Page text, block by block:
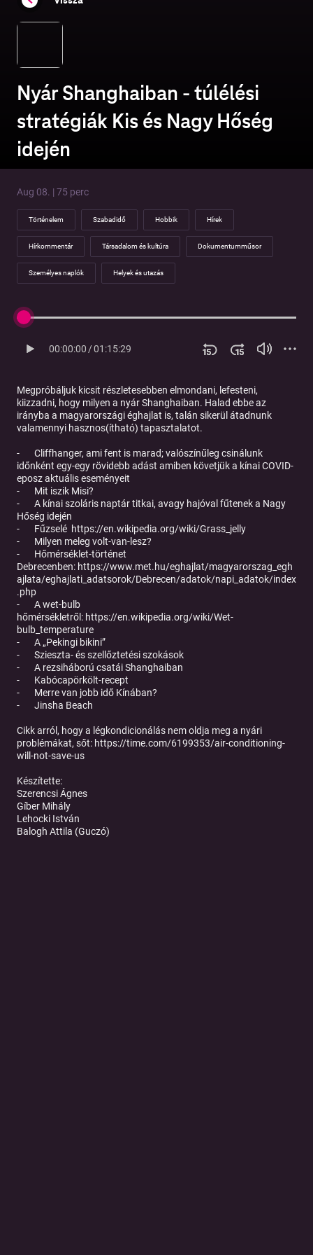
Nyár Shanghaiban - túlélési
stratégiák Kis és Nagy Hőség
idején
Aug 08. | 75 perc
Történelem Szabadidő Hobbik Hírek
Hírkommentár Társadalom és kultúra Dokumentumműsor
Személyes naplók Helyek és utazás
00:00:00/01:15:29
Megpróbáljuk kicsit részletesebben elmondani, lefesteni,
kiizzadni, hogy milyen a nyár Shanghaiban. Halad ebbe az
irányba a magyarországi éghajlat is, talán sikerül átadnunk
valamennyi hasznos(ítható) tapasztalatot.
- Cliffhanger, ami fent is marad; valószínűleg csinálunk
időnként egy-egy rövidebb adást amiben követjük a kínai COVID-
eposz aktuális eseményeit
- Mit iszik Misi?
- A kínai szoláris naptár titkai, avagy hajóval fűtenek a Nagy
Hőség idején
- Fűzselé https://en.wikipedia.org/wiki/Grass_jelly
- Milyen meleg volt-van-lesz?
- Hőmérséklet-történet
Debrecenben: https://www.met.hu/eghajlat/magyarorszag_egh
ajlata/eghajlati_adatsorok/Debrecen/adatok/napi_adatok/index
.php
- A wet-bulb
hőmérsékletről: https://en.wikipedia.org/wiki/Wet-
bulb_temperature
- A „Pekingi bikini”
- Szieszta- és szellőztetési szokások
- A rezsiháború csatái Shanghaiban
- Kabócapörkölt-recept
- Merre van jobb idő Kínában?
- Jinsha Beach
Cikk arról, hogy a légkondicionálás nem oldja meg a nyári
problémákat, sőt: https://time.com/6199353/air-conditioning-
will-not-save-us
Készítette:
Szerencsi Ágnes
Gíber Mihály
Lehocki István
Balogh Attila (Guczó)